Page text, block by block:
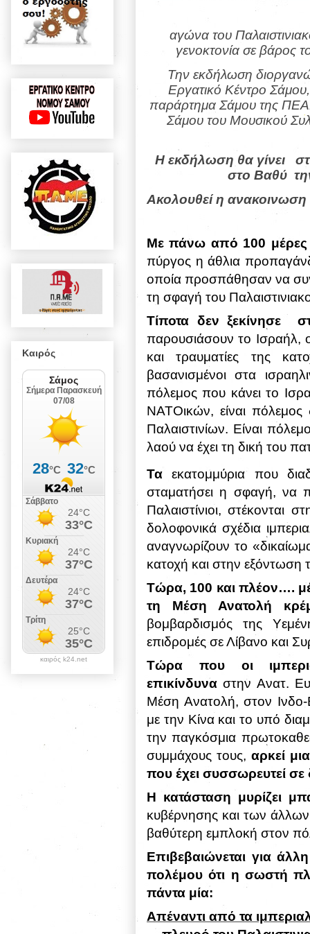
αγώνα του
γενοκτονία σε βάρος
Την εκδήλωση
Εργατικό Κέντρο Σάμου,
παράρτημα Σάμου της
Σάμου του Μουσικού
Η εκδήλωση θα γίνει
στο Βαθύ
Ακολουθεί η ανακοινωση
Με πάνω από 100 μέρες
πύργος η άθλια
οποία προσπάθησαν να
τη σφαγή του
Τίποτα δεν ξεκίνησε
παρουσιάσουν το Ισραήλ,
και τραυματίες της
βασανισμένοι στα
πόλεμος που κάνει το
ΝΑΤΟικών, είναι πόλεμος
Παλαιστινίων. Είναι
λαού να έχει τη δική του
Τα εκατομμύρια που
σταματήσει η σφαγή, να
Παλαιστίνιοι, στέκονται
δολοφονικά σχέδια
αναγνωρίζουν το
κατοχή και στην εξόντωση
Τώρα, 100 και πλέον….
τη Μέση Ανατολή
βομβαρδισμός της
επιδρομές σε Λίβανο και
Τώρα που οι
επικίνδυνα στην Ανατ.
Μέση Ανατολή, στον Ινδο-
με την Κίνα και το υπό
την παγκόσμια
συμμάχους τους,αρκεί
που έχει συσσωρευτεί
Η κατάσταση μυρίζει
κυβέρνησης και των
βαθύτερη εμπλοκή στον
Επιβεβαιώνεται για
πολέμου ότι η σωστή
πάντα μία:
Απέναντι από τα
Καιρός
καιρός k24.net